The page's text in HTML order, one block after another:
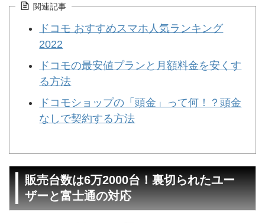
関連記事
ドコモ おすすめスマホ人気ランキング
2022
ドコモの最安値プランと月額料金を安くす
る方法
ドコモショップの「頭金」って何！？頭金
なしで契約する方法
販売台数は6万2000台！裏切られたユー
ザーと富士通の対応